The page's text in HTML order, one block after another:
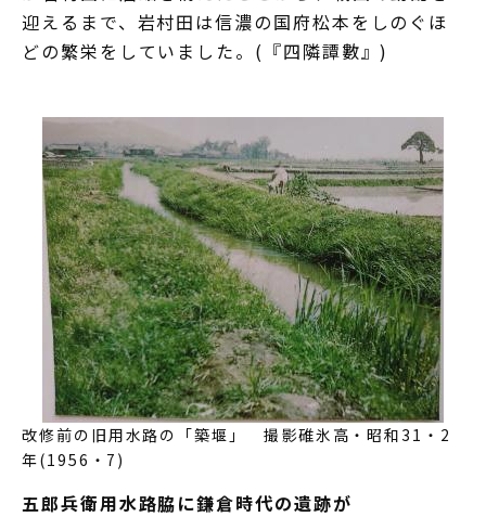
迎えるまで、岩村田は信濃の国府松本をしのぐほ
どの繁栄をしていました。(『四隣譚數』)
改修前の旧用水路の「築堰」 撮影碓氷高・昭和31・2
年(1956・7)
五郎兵衛用水路脇に鎌倉時代の遺跡が